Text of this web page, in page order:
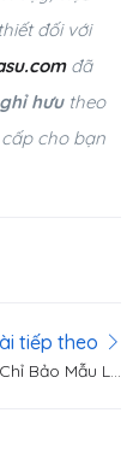
đối với
đã
hưutheo
cho bạn
tiếp theo
Bảo Mẫu Là